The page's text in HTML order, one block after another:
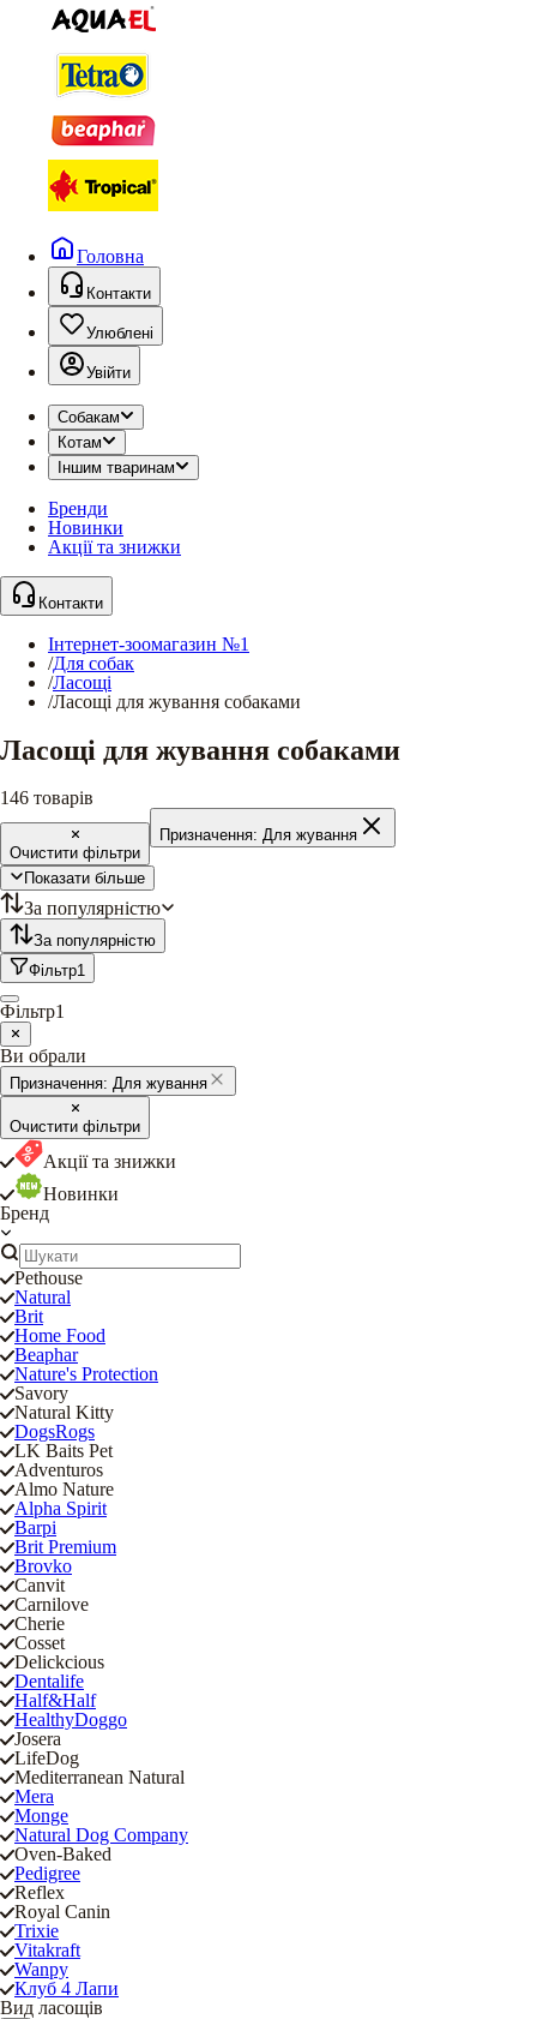
Головна
Контакти
Улюблені
Увійти
Собакам
Котам
Іншим тваринам
Бренди
Новинки
Акції та знижки
Контакти
Інтернет-зоомагазин №1
/Для собак
/Ласощі
/Ласощі для жування собаками
Ласощі для жування собаками
146 товарів
Очистити фільтри
Призначення: Для жування
Показати більше
За популярністю
За популярністю
Фільтр1
Фільтр1
Ви обрали
Призначення: Для жування
Очистити фільтри
Акції та знижки
Новинки
Бренд
Pethouse
Natural
Brit
Home Food
Beaphar
Nature's Protection
Savory
Natural Kitty
DogsRogs
LK Baits Pet
Adventuros
Almo Nature
Alpha Spirit
Barpi
Brit Premium
Brovko
Canvit
Carnilove
Cherie
Cosset
Delickcious
Dentalife
Half&Half
HealthyDoggo
Josera
LifeDog
Mediterranean Natural
Mera
Monge
Natural Dog Company
Oven-Baked
Pedigree
Reflex
Royal Canin
Trixie
Vitakraft
Wanpy
Клуб 4 Лапи
Вид ласощів